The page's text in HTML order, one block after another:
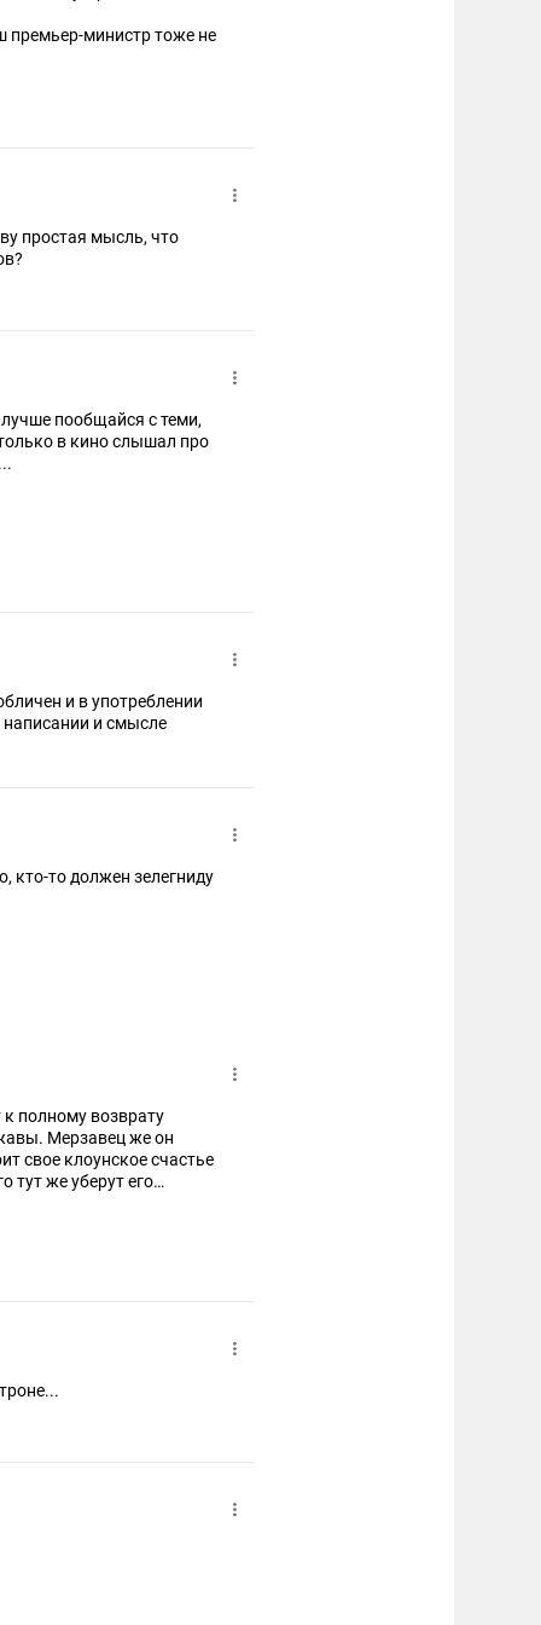
премьер-министр тоже не
за новостями...
простая мысль, что
пообщайся с теми,
в кино слышал про
и смысле
кто-то должен зелегниду
полному возврату
Мерзавец же он
свое клоунское счастье
тут же уберут его